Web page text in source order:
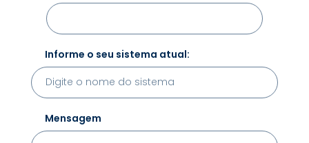
Informe o seu sistema atual:
Mensagem